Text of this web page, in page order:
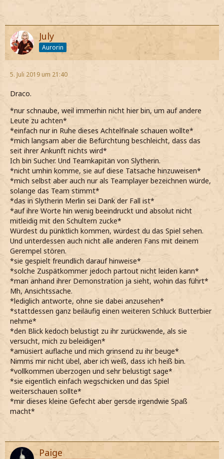
July
Aurorin
5. Juli 2019 um 21:40
Draco.
*nur schnaube, weil immerhin nicht hier bin, um auf andere
Leute zu achten*
*einfach nur in Ruhe dieses Achtelfinale schauen wollte*
*mich langsam aber die Befürchtung beschleicht, dass das
seit ihrer Ankunft nichts wird*
Ich bin Sucher. Und Teamkapitän von Slytherin.
*nicht umhin komme, sie auf diese Tatsache hinzuweisen*
*mich selbst aber auch nur als Teamplayer bezeichnen würde,
solange das Team stimmt*
*das in Slytherin Merlin sei Dank der Fall ist*
*auf ihre Worte hin wenig beeindruckt und absolut nicht
mitleidig mit den Schultern zucke*
Würdest du pünktlich kommen, würdest du das Spiel sehen.
Und unterdessen auch nicht alle anderen Fans mit deinem
Gerempel stören.
*sie gespielt freundlich darauf hinweise*
*solche Zuspätkommer jedoch partout nicht leiden kann*
*man anhand ihrer Demonstration ja sieht, wohin das führt*
Mh, Ansichtssache.
*lediglich antworte, ohne sie dabei anzusehen*
*stattdessen ganz beiläufig einen weiteren Schluck Butterbier
nehme*
*den Blick kedoch belustigt zu ihr zurückwende, als sie
versucht, mich zu beleidigen*
*amüsiert auflache und mich grinsend zu ihr beuge*
Nimms mir nicht übel, aber ich weiß, dass ich heiß bin.
*vollkommen überzogen und sehr belustigt sage*
*sie eigentlich einfach wegschicken und das Spiel
weiterschauen sollte*
*mir dieses kleine Gefecht aber gersde irgendwie Spaß
macht*
Paige